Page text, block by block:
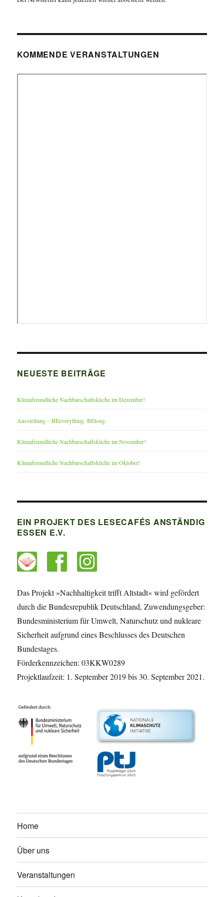
KOMMENDE VERANSTALTUNGEN
NEUESTE BEITRÄGE
Klimafreundliche Nachbarschaftsküche im Dezember!
Ausstellung – BEeverything. BElong.
Klimafreundliche Nachbarschaftsküche im November!
Klimafreundliche Nachbarschaftsküche im Oktober!
EIN PROJEKT DES LESECAFÉS ANSTÄNDIG
ESSEN E.V.
Das Projekt »Nachhaltigkeit trifft Altstadt« wird gefördert
durch die Bundesrepublik Deutschland, Zuwendungsgeber:
Bundesministerium für Umwelt, Naturschutz und nukleare
Sicherheit aufgrund eines Beschlusses des Deutschen
Bundestages.
Förderkennzeichen: 03KKW0289
Projektlaufzeit: 1. September 2019 bis 30. September 2021.
Home
Über uns
Veranstaltungen